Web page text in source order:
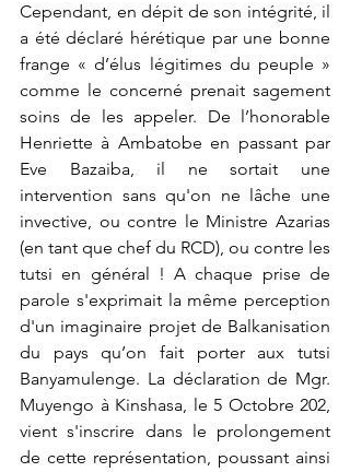
Cependant, en dépit de son intégrité, il
a été déclaré hérétique par une bonne
frange « d’élus légitimes du peuple »
comme le concerné prenait sagement
soins de les appeler. De l’honorable
Henriette à Ambatobe en passant par
Eve Bazaiba, il ne sortait une
intervention sans qu'on ne lâche une
invective, ou contre le Ministre Azarias
(en tant que chef du RCD), ou contre les
tutsi en général ! A chaque prise de
parole s'exprimait la même perception
d'un imaginaire projet de Balkanisation
du pays qu’on fait porter aux tutsi
Banyamulenge. La déclaration de Mgr.
Muyengo à Kinshasa, le 5 Octobre 202,
vient s'inscrire dans le prolongement
de cette représentation, poussant ainsi